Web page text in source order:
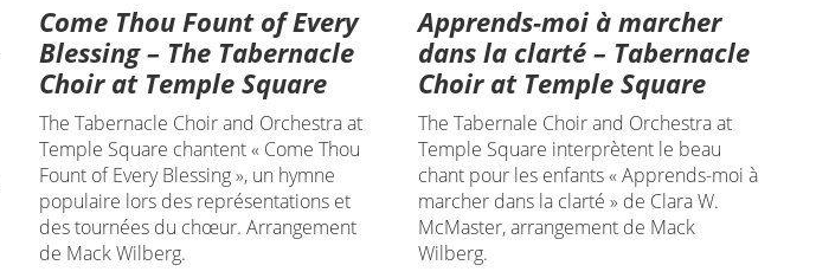
Come Thou Fount of Every
Blessing – The Tabernacle
Choir at Temple Square
The Tabernacle Choir and Orchestra at
Temple Square chantent « Come Thou
Fount of Every Blessing », un hymne
populaire lors des représentations et
des tournées du chœur. Arrangement
de Mack Wilberg.
Apprends-moi à marcher
dans la clarté – Tabernacle
Choir at Temple Square
The Tabernale Choir and Orchestra at
Temple Square interprètent le beau
chant pour les enfants « Apprends-moi à
marcher dans la clarté » de Clara W.
McMaster, arrangement de Mack
Wilberg.